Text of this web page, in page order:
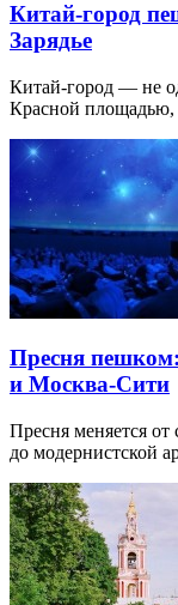
Китай-город
Зарядье
Китай-город — не
Красной
Пресня
и Москва-Сити
Пресня меняется
до модернистской